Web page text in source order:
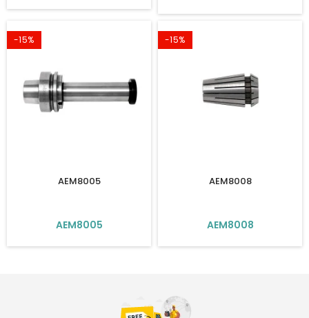
-15%
AEM8005
AEM8005
-15%
AEM8008
AEM8008